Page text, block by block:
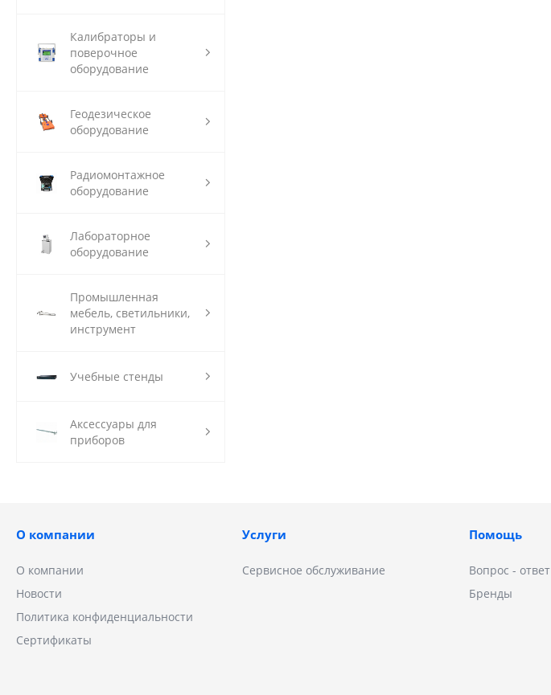
Калибраторы и
поверочное
оборудование
Геодезическое
оборудование
Радиомонтажное
оборудование
Лабораторное
оборудование
Промышленная
мебель, светильники,
инструмент
Учебные стенды
Аксессуары для
приборов
О компании
О компании
Новости
Политика конфиденциальности
Сертификаты
Услуги
Сервисное обслуживание
Помощь
Вопрос - ответ
Бренды